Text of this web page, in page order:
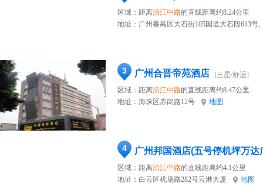
区域：距离沿江中路的直线距离约8.24公里
地址： 广州番禺区大石街105国道大石段613号,
3 广州合晋帝苑酒店
[三星/舒适]
区域：距离沿江中路的直线距离约8.47公里
地址： 海珠区赤岗路12号 地图
4 广州邦国酒店(五号停机坪万达
区域：距离沿江中路的直线距离约4.1公里
地址： 白云区机场路282号云港大厦 地图